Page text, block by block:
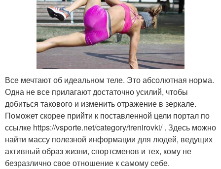
Все мечтают об идеальном теле. Это абсолютная норма.
Одна не все прилагают достаточно усилий, чтобы
добиться такового и изменить отражение в зеркале.
Поможет скорее прийти к поставленной цели портал по
ссылке https://vsporte.net/category/trenirovki/ . Здесь можно
найти массу полезной информации для людей, ведущих
активный образ жизни, спортсменов и тех, кому не
безразлично свое отношение к самому себе.